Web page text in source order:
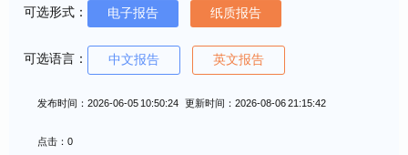
可选形式： 电子报告 纸质报告
可选语言： 中文报告 英文报告
发布时间：2026-06-05 10:50:24 更新时间：2026-08-06 21:15:42
点击：0